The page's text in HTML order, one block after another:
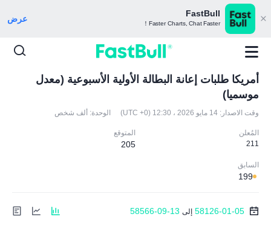
FastBull
Faster Charts, Chat Faster！ عرض
أمريكا طلبات إعانة البطالة الأولية الأسبوعية (معدل
موسميا)
وقت الاصدار: 14 مايو 2026 ، 12:30 (UTC +0) الوحدة: ألف شخص
المُعلن
211
المتوقع
205
السابق
199
58126-01-05 إلى 58566-09-13